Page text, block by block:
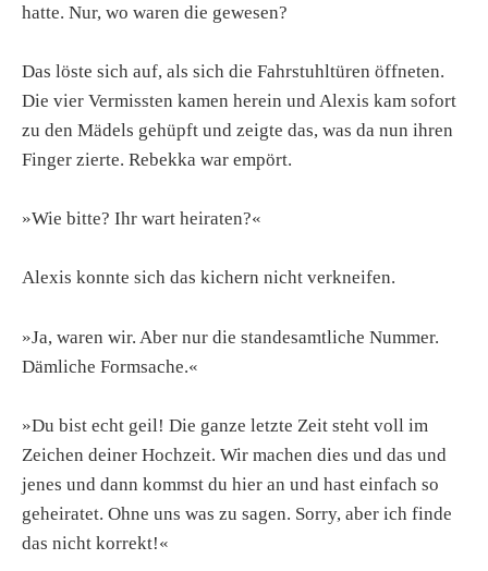
hatte. Nur, wo waren die gewesen?
Das löste sich auf, als sich die Fahrstuhltüren öffneten.
Die vier Vermissten kamen herein und Alexis kam sofort
zu den Mädels gehüpft und zeigte das, was da nun ihren
Finger zierte. Rebekka war empört.
»Wie bitte? Ihr wart heiraten?«
Alexis konnte sich das kichern nicht verkneifen.
»Ja, waren wir. Aber nur die standesamtliche Nummer.
Dämliche Formsache.«
»Du bist echt geil! Die ganze letzte Zeit steht voll im
Zeichen deiner Hochzeit. Wir machen dies und das und
jenes und dann kommst du hier an und hast einfach so
geheiratet. Ohne uns was zu sagen. Sorry, aber ich finde
das nicht korrekt!«